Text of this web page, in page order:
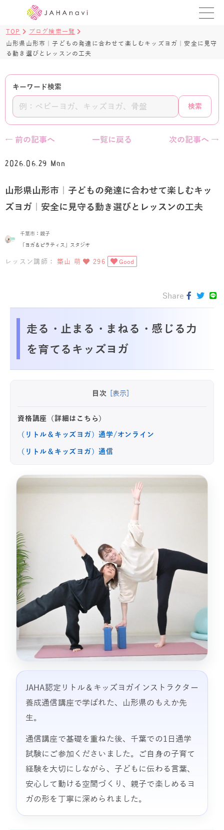
ヨガ資格講座 ›
ログイン
TOP
ブログ検索一覧
山形県山形市｜子どもの発達に合わせて楽しむキッズヨガ｜安全に見守
る動き選びとレッスンの工夫
キーワード検索
検索
← 前の記事へ 一覧に戻る 次の記事へ →
2026.06.29 Mon
山形県山形市｜子どもの発達に合わせて楽しむキッ
ズヨガ｜安全に見守る動き選びとレッスンの工夫
千葉市：親子
「ヨガ＆ピラティス」スタジオ
レッスン講師： 築山 萌 296 Good
Share
走る・止まる・まねる・感じる力
を育てるキッズヨガ
目次 [表示]
資格講座（詳細はこちら）
（リトル＆キッズヨガ）通学/オンライン
（リトル＆キッズヨガ）通信
JAHA認定リトル＆キッズヨガインストラクター
養成通信講座で学ばれた、山形県のもえか先
生。
通信講座で基礎を重ねた後、千葉での1日通学
試験にご参加くださいました。ご自身の子育て
経験を大切にしながら、子どもに伝わる言葉、
安心して動ける空間づくり、親子で楽しめるヨ
ガの形を丁寧に深められました。